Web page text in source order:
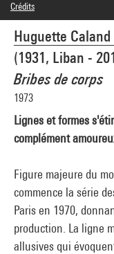
Huguette
(1931, Liban -
Bribes de corps
1973
Lignes et formes
complément
Figure majeure du
commence la série
Paris en 1970,
production. La ligne
allusives qui
Crédits
© Pierre Caland
Crédit photographique :
GrandPalaisRmn
Réf. image : 4N64875
Diffusion image :